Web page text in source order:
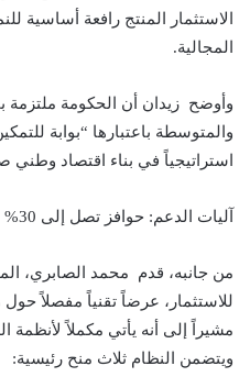
الاستثمار المنتج رافعة أساسية
المجالية.
وأوضح زيدان أن الحكومة ملتزمة
والمتوسطة باعتبارها “بوابة
استراتيجياً في بناء اقتصاد
آليات الدعم: حوافز تصل إلى 30%
من جانبه، قدم محمد الصابري،
للاستثمار، عرضاً تقنياً مفصلاً
مشيراً إلى أنه يأتي مكملاً لأنظمة
ويتضمن النظام ثلاث منح رئيسية: